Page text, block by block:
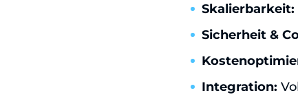
Skalierbarkeit:
Sicherheit &
Integration: